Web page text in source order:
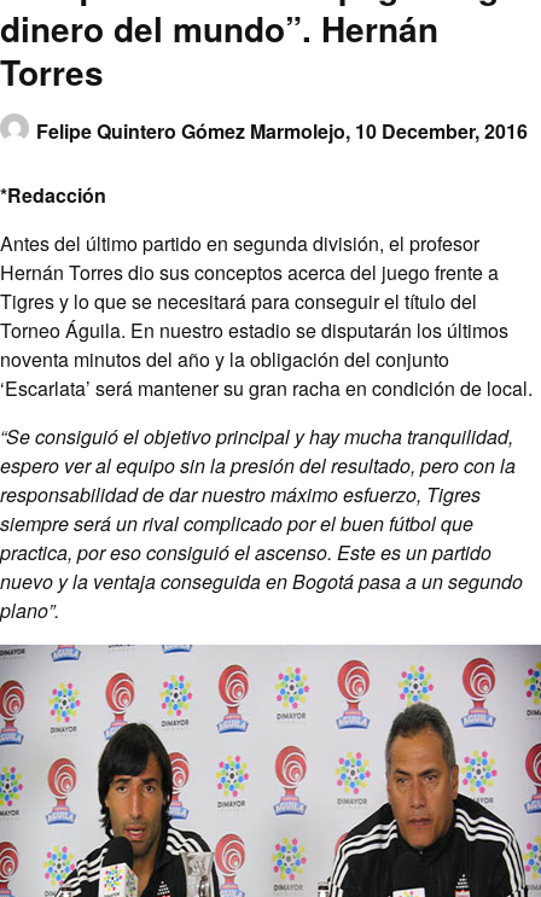
dinero del mundo”. Hernán
Torres
Felipe Quintero Gómez Marmolejo, 10 December, 2016
*Redacción
Antes del último partido en segunda división, el profesor
Hernán Torres dio sus conceptos acerca del juego frente a
Tigres y lo que se necesitará para conseguir el título del
Torneo Águila. En nuestro estadio se disputarán los últimos
noventa minutos del año y la obligación del conjunto
‘Escarlata’ será mantener su gran racha en condición de local.
“Se consiguió el objetivo principal y hay mucha tranquilidad,
espero ver al equipo sin la presión del resultado, pero con la
responsabilidad de dar nuestro máximo esfuerzo, Tigres
siempre será un rival complicado por el buen fútbol que
practica, por eso consiguió el ascenso. Este es un partido
nuevo y la ventaja conseguida en Bogotá pasa a un segundo
plano”.